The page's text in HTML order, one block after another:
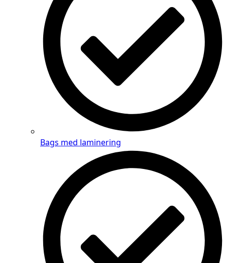
Bags med laminering